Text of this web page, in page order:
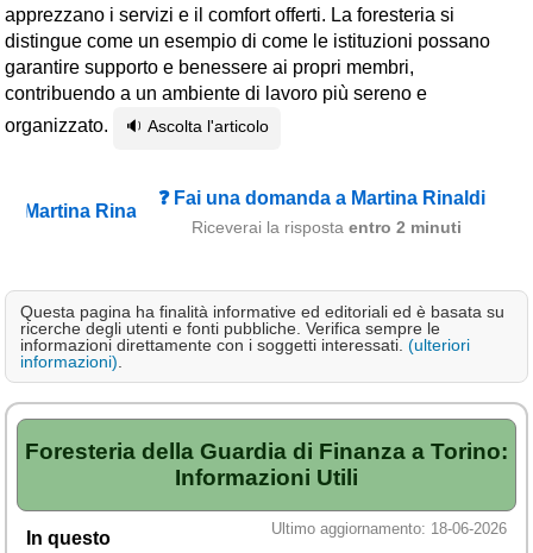
apprezzano i servizi e il comfort offerti. La foresteria si
distingue come un esempio di come le istituzioni possano
garantire supporto e benessere ai propri membri,
contribuendo a un ambiente di lavoro più sereno e
organizzato.
🔉 Ascolta l'articolo
❓ Fai una domanda a Martina Rinaldi
Riceverai la risposta entro 2 minuti
Questa pagina ha finalità informative ed editoriali ed è basata su
ricerche degli utenti e fonti pubbliche. Verifica sempre le
informazioni direttamente con i soggetti interessati. (ulteriori
informazioni)
Foresteria della Guardia di Finanza a Torino:
Informazioni Utili
Ultimo aggiornamento: 18-06-2026
In questo
≋ Mare
🗻 Montagna
Laghi
Altro
Cerca le offerte per regione
Abruzzo(214)
Basilicata(64)
Campania